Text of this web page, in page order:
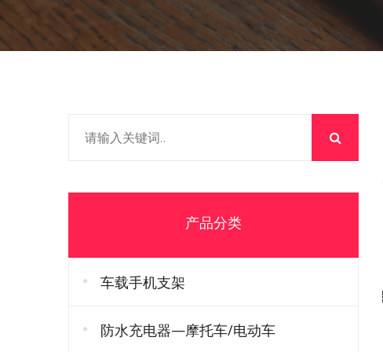
产品分类
车载手机支架
防水充电器—摩托车/电动车